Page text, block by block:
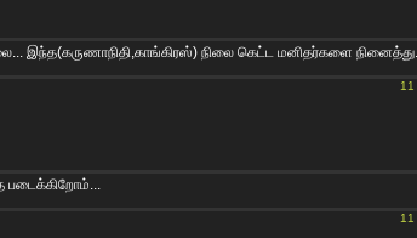
இந்த(கருணாநிதி,காங்கிரஸ்) நிலை கெட்ட மனிதர்களை நினைத்து...